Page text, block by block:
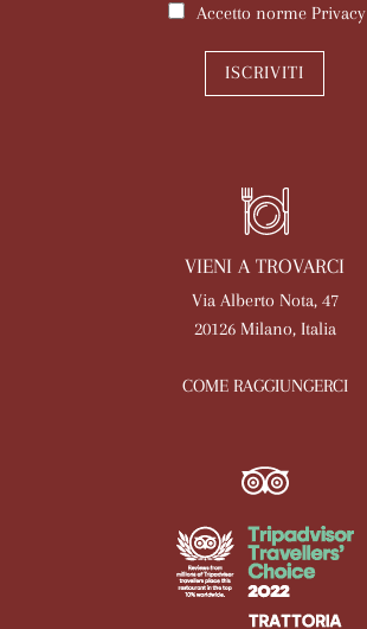
Accetto norme Privacy
ISCRIVITI
VIENI A TROVARCI
Via Alberto Nota, 47
20126 Milano, Italia
COME RAGGIUNGERCI